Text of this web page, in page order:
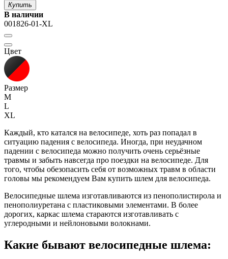
Купить
В наличии
001826-01-XL
Цвет
Размер
M
L
XL
Каждый, кто катался на велосипеде, хоть раз попадал в
ситуацию падения с велосипеда. Иногда, при неудачном
падении с велосипеда можно получить очень серьёзные
травмы и забыть навсегда про поездки на велосипеде. Для
того, чтобы обезопасить себя от возможных травм в области
головы мы рекомендуем Вам купить шлем для велосипеда.
Велосипедные шлема изготавливаются из пенополистирола и
пенополиуретана с пластиковыми элементами. В более
дорогих, каркас шлема стараются изготавливать с
углеродными и нейлоновыми волокнами.
Какие бывают велосипедные шлема: